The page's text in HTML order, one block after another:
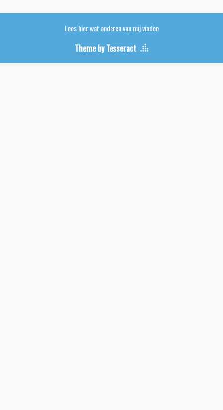
Lees hier wat anderen van mij vinden
Theme by Tesseract